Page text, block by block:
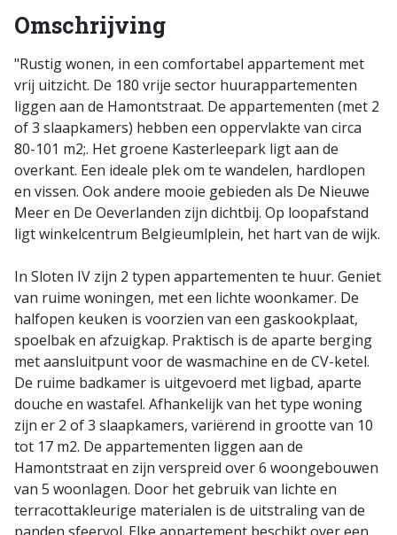
Omschrijving
"Rustig wonen, in een comfortabel appartement met
vrij uitzicht. De 180 vrije sector huurappartementen
liggen aan de Hamontstraat. De appartementen (met 2
of 3 slaapkamers) hebben een oppervlakte van circa
80-101 m2;. Het groene Kasterleepark ligt aan de
overkant. Een ideale plek om te wandelen, hardlopen
en vissen. Ook andere mooie gebieden als De Nieuwe
Meer en De Oeverlanden zijn dichtbij. Op loopafstand
ligt winkelcentrum Belgieumlplein, het hart van de wijk.
In Sloten IV zijn 2 typen appartementen te huur. Geniet
van ruime woningen, met een lichte woonkamer. De
halfopen keuken is voorzien van een gaskookplaat,
spoelbak en afzuigkap. Praktisch is de aparte berging
met aansluitpunt voor de wasmachine en de CV-ketel.
De ruime badkamer is uitgevoerd met ligbad, aparte
douche en wastafel. Afhankelijk van het type woning
zijn er 2 of 3 slaapkamers, variërend in grootte van 10
tot 17 m2. De appartementen liggen aan de
Hamontstraat en zijn verspreid over 6 woongebouwen
van 5 woonlagen. Door het gebruik van lichte en
terracottakleurige materialen is de uitstraling van de